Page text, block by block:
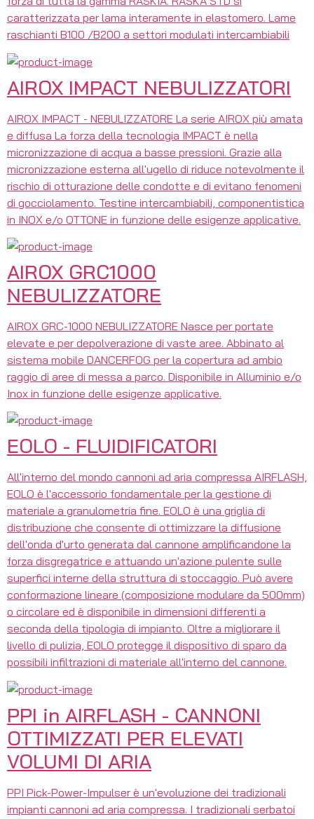
caratterizzata per lama interamente in elastomero. Lame
raschianti B100 /B200 a settori modulati intercambiabili
AIROX IMPACT NEBULIZZATORI
AIROX IMPACT - NEBULIZZATORE La serie AIROX più amata
e diffusa La forza della tecnologia IMPACT è nella
micronizzazione di acqua a basse pressioni. Grazie alla
micronizzazione esterna all'ugello di riduce notevolmente il
rischio di otturazione delle condotte e di evitano fenomeni
di gocciolamento. Testine intercambiabili, componentistica
in INOX e/o OTTONE in funzione delle esigenze applicative.
AIROX GRC1000
NEBULIZZATORE
AIROX GRC-1000 NEBULIZZATORE Nasce per portate
elevate e per depolverazione di vaste aree. Abbinato al
sistema mobile DANCERFOG per la copertura ad ambio
raggio di aree di messa a parco. Disponibile in Alluminio e/o
Inox in funzione delle esigenze applicative.
EOLO - FLUIDIFICATORI
All'interno del mondo cannoni ad aria compressa AIRFLASH,
EOLO è l'accessorio fondamentale per la gestione di
materiale a granulometria fine. EOLO è una griglia di
distribuzione che consente di ottimizzare la diffusione
dell'onda d'urto generata dal cannone amplificandone la
forza disgregatrice e attuando un'azione pulente sulle
superfici interne della struttura di stoccaggio. Può avere
conformazione lineare (composizione modulare da 500mm)
o circolare ed è disponibile in dimensioni differenti a
seconda della tipologia di impianto. Oltre a migliorare il
livello di pulizia, EOLO protegge il dispositivo di sparo da
possibili infiltrazioni di materiale all'interno del cannone.
PPI in AIRFLASH - CANNONI
OTTIMIZZATI PER ELEVATI
VOLUMI DI ARIA
PPI Pick-Power-Impulser è un'evoluzione dei tradizionali
impianti cannoni ad aria compressa. I tradizionali serbatoi